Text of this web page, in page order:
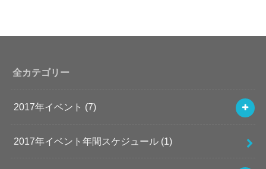
全カテゴリー
2017年イベント (7)
2017年イベント年間スケジュール (1)